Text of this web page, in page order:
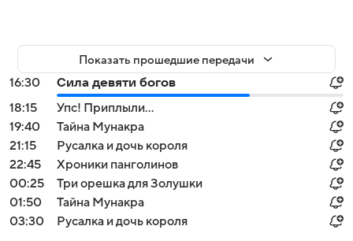
Показать прошедшие передачи
16:30
Сила девяти богов
18:15
Упс! Приплыли...
19:40
Тайна Мунакра
21:15
Русалка и дочь короля
22:45
Хроники панголинов
00:25
Три орешка для Золушки
01:50
Тайна Мунакра
03:30
Русалка и дочь короля